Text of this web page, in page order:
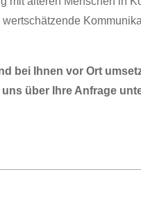
bei Ihnen vor Ort
über Ihre Anfrage